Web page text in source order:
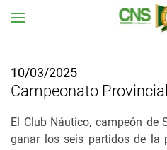
10/03/2025
Campeonato
El Club Náutico, campeón
ganar los seis partidos de la